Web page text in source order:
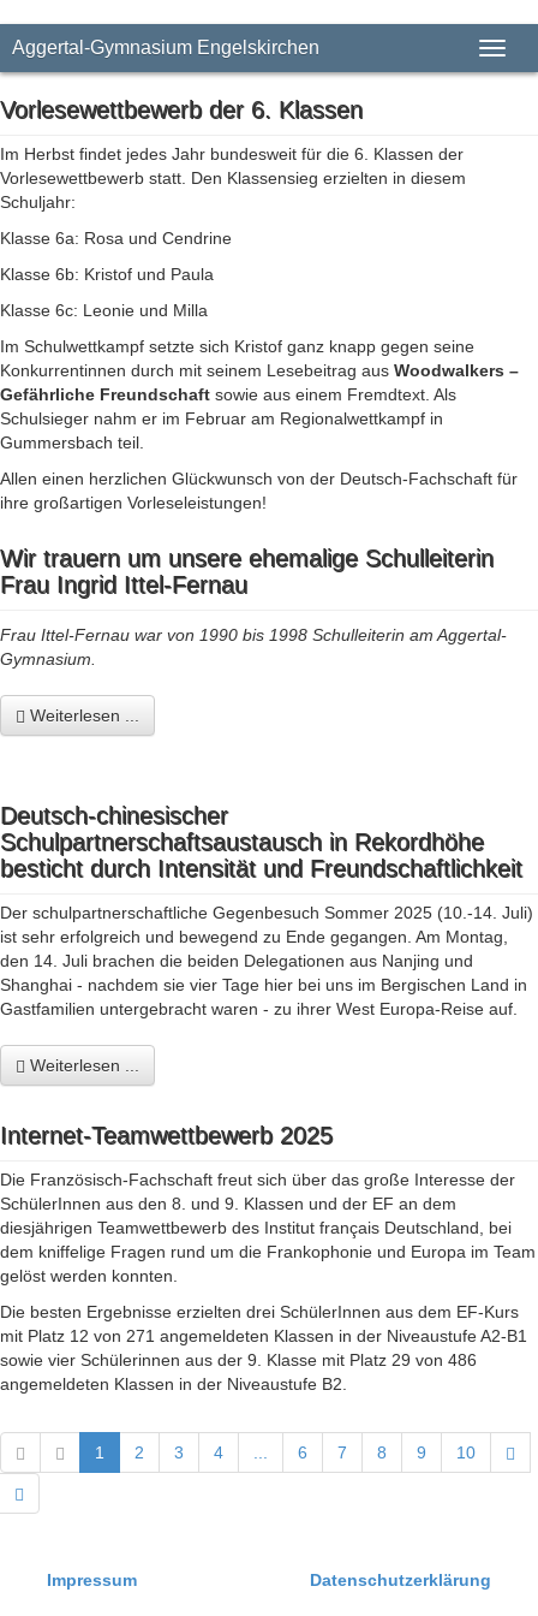
Aggertal-Gymnasium Engelskirchen
Vorlesewettbewerb der 6. Klassen
Im Herbst findet jedes Jahr bundesweit für die 6. Klassen der
Vorlesewettbewerb statt. Den Klassensieg erzielten in diesem
Schuljahr:
Klasse 6a: Rosa und Cendrine
Klasse 6b: Kristof und Paula
Klasse 6c: Leonie und Milla
Im Schulwettkampf setzte sich Kristof ganz knapp gegen seine
Konkurrentinnen durch mit seinem Lesebeitrag aus Woodwalkers –
Gefährliche Freundschaft sowie aus einem Fremdtext. Als
Schulsieger nahm er im Februar am Regionalwettkampf in
Gummersbach teil.
Allen einen herzlichen Glückwunsch von der Deutsch-Fachschaft für
ihre großartigen Vorleseleistungen!
Wir trauern um unsere ehemalige Schulleiterin
Frau Ingrid Ittel-Fernau
Frau Ittel-Fernau war von 1990 bis 1998 Schulleiterin am Aggertal-
Gymnasium.
Weiterlesen ...
Deutsch-chinesischer
Schulpartnerschaftsaustausch in Rekordhöhe
besticht durch Intensität und Freundschaftlichkeit
Der schulpartnerschaftliche Gegenbesuch Sommer 2025 (10.-14. Juli)
ist sehr erfolgreich und bewegend zu Ende gegangen. Am Montag,
den 14. Juli brachen die beiden Delegationen aus Nanjing und
Shanghai - nachdem sie vier Tage hier bei uns im Bergischen Land in
Gastfamilien untergebracht waren - zu ihrer West Europa-Reise auf.
Weiterlesen ...
Internet-Teamwettbewerb 2025
Die Französisch-Fachschaft freut sich über das große Interesse der
SchülerInnen aus den 8. und 9. Klassen und der EF an dem
diesjährigen Teamwettbewerb des Institut français Deutschland, bei
dem kniffelige Fragen rund um die Frankophonie und Europa im Team
gelöst werden konnten.
Die besten Ergebnisse erzielten drei SchülerInnen aus dem EF-Kurs
mit Platz 12 von 271 angemeldeten Klassen in der Niveaustufe A2-B1
sowie vier Schülerinnen aus der 9. Klasse mit Platz 29 von 486
angemeldeten Klassen in der Niveaustufe B2.
1 2 3 4 6 7 8 9 10
Impressum Datenschutzerklärung